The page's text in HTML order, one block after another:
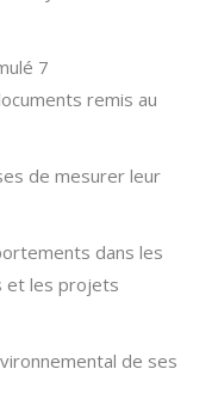
7
remis au
de mesurer leur
dans les
et les projets
de ses